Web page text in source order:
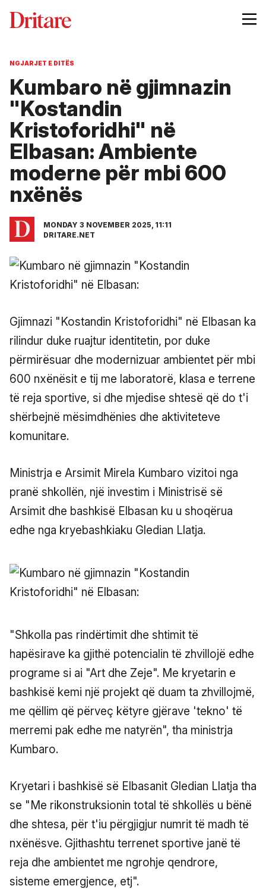
NGJARJET E DITËS
Kumbaro në gjimnazin
"Kostandin
Kristoforidhi" në
Elbasan: Ambiente
moderne për mbi 600
nxënës
MONDAY 3 NOVEMBER 2025, 11:11
DRITARE.NET
Gjimnazi "Kostandin Kristoforidhi" në Elbasan ka
rilindur duke ruajtur identitetin, por duke
përmirësuar dhe modernizuar ambientet për mbi
600 nxënësit e tij me laboratorë, klasa e terrene
të reja sportive, si dhe mjedise shtesë që do t'i
shërbejnë mësimdhënies dhe aktiviteteve
komunitare.
Ministrja e Arsimit Mirela Kumbaro vizitoi nga
pranë shkollën, një investim i Ministrisë së
Arsimit dhe bashkisë Elbasan ku u shoqërua
edhe nga kryebashkiaku Gledian Llatja.
"Shkolla pas rindërtimit dhe shtimit të
hapësirave ka gjithë potencialin të zhvillojë edhe
programe si ai "Art dhe Zeje". Me kryetarin e
bashkisë kemi një projekt që duam ta zhvillojmë,
me qëllim që përveç këtyre gjërave 'tekno' të
merremi pak edhe me natyrën", tha ministrja
Kumbaro.
Kryetari i bashkisë së Elbasanit Gledian Llatja tha
se "Me rikonstruksionin total të shkollës u bënë
dhe shtesa, për t'iu përgjigjur numrit të madh të
nxënësve. Gjithashtu terrenet sportive janë të
reja dhe ambientet me ngrohje qendrore,
sisteme emergjence, etj".